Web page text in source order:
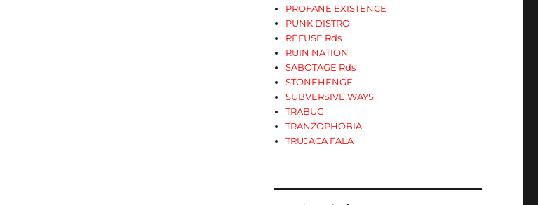
PROFANE EXISTENCE
PUNK DISTRO
REFUSE Rds
RUIN NATION
SABOTAGE Rds
STONEHENGE
SUBVERSIVE WAYS
TRABUC
TRANZOPHOBIA
TRUJACA FALA